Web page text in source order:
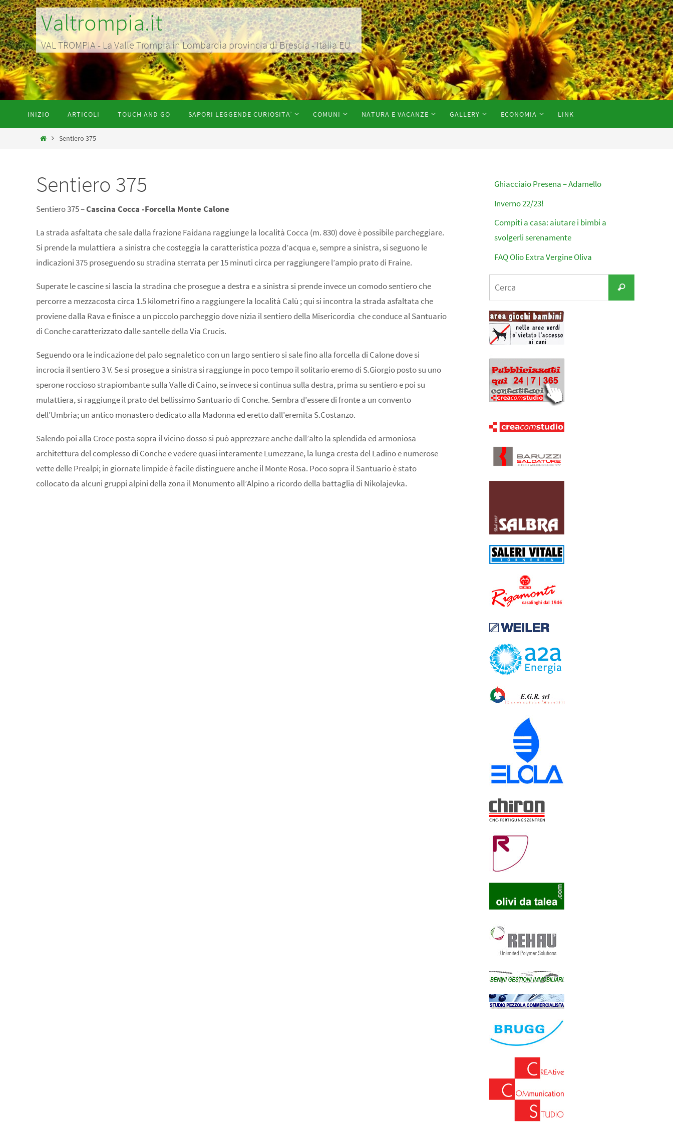
Salta
al
contenuto Valtrompia.it
VAL TROMPIA - La Valle Trompia in Lombardia provincia di Brescia - Italia EU
contenuto
INIZIO ARTICOLI TOUCH AND GO SAPORI LEGGENDE CURIOSITA’ COMUNI NATURA E VACANZE GALLERY ECONOMIA LINK
HomeSentiero 375
Sentiero 375
Sentiero 375 –Cascina Cocca -Forcella Monte Calone
La strada asfaltata che sale dalla frazione Faidana raggiunge la località Cocca (m. 830) dove è possibile parcheggiare.
Si prende la mulattiera a sinistra che costeggia la caratteristica pozza d’acqua e, sempre a sinistra, si seguono le
indicazioni 375 proseguendo su stradina sterrata per 15 minuti circa per raggiungere l’ampio prato di Fraine.
Superate le cascine si lascia la stradina che prosegue a destra e a sinistra si prende invece un comodo sentiero che
percorre a mezzacosta circa 1.5 kilometri fino a raggiungere la località Calù ; qui si incontra la strada asfaltata che
proviene dalla Rava e finisce a un piccolo parcheggio dove nizia il sentiero della Misericordia che conduce al Santuario
di Conche caratterizzato dalle santelle della Via Crucis.
Seguendo ora le indicazione del palo segnaletico con un largo sentiero si sale fino alla forcella di Calone dove si
incrocia il sentiero 3 V. Se si prosegue a sinistra si raggiunge in poco tempo il solitario eremo di S.Giorgio posto su uno
sperone roccioso strapiombante sulla Valle di Caino, se invece si continua sulla destra, prima su sentiero e poi su
mulattiera, si raggiunge il prato del bellissimo Santuario di Conche. Sembra d’essere di fronte a un convento
dell’Umbria; un antico monastero dedicato alla Madonna ed eretto dall’eremita S.Costanzo.
Salendo poi alla Croce posta sopra il vicino dosso si può apprezzare anche dall’alto la splendida ed armoniosa
architettura del complesso di Conche e vedere quasi interamente Lumezzane, la lunga cresta del Ladino e numerose
vette delle Prealpi; in giornate limpide è facile distinguere anche il Monte Rosa. Poco sopra il Santuario è stato
collocato da alcuni gruppi alpini della zona il Monumento all’Alpino a ricordo della battaglia di Nikolajevka.
Ghiacciaio Presena – Adamello
Inverno 22/23!
Compiti a casa: aiutare i bimbi a
svolgerli serenamente
FAQ Olio Extra Vergine Oliva
Cerca